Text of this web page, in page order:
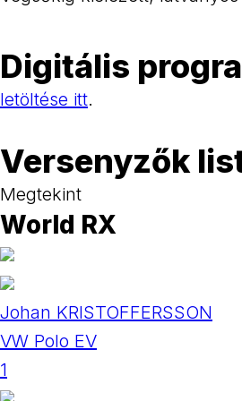
Digitális
letöltése itt.
Versenyzők
Megtekint
World RX
Johan KRISTOFFERSSON
VW Polo EV
1